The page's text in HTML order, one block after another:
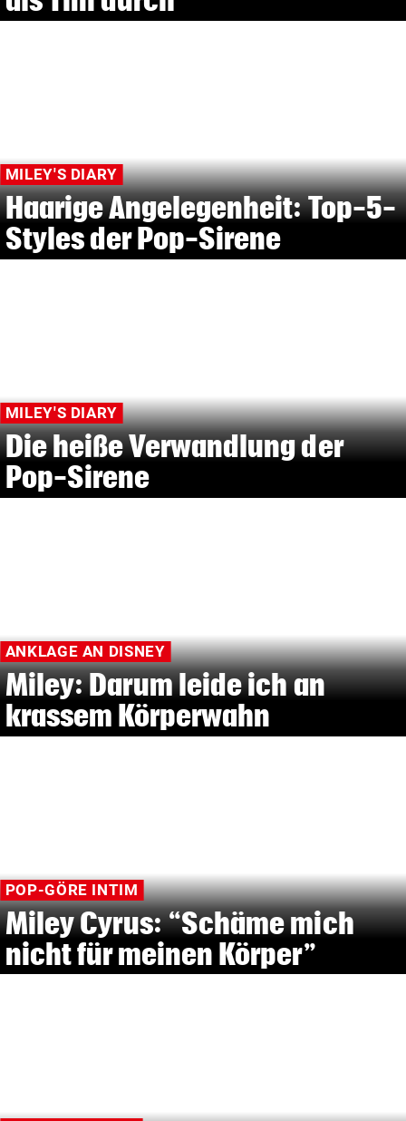
MILEY'S DIARY
Haarige Angelegenheit: Top-5-
Styles der Pop-Sirene
MILEY'S DIARY
Die heiße Verwandlung der
Pop-Sirene
ANKLAGE AN DISNEY
Miley: Darum leide ich an
krassem Körperwahn
POP-GÖRE INTIM
Miley Cyrus: “Schäme mich
nicht für meinen Körper”